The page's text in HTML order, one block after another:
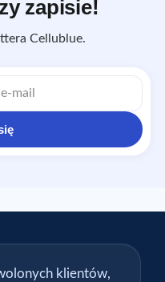
zapisie!
Cellublue.
klientów,